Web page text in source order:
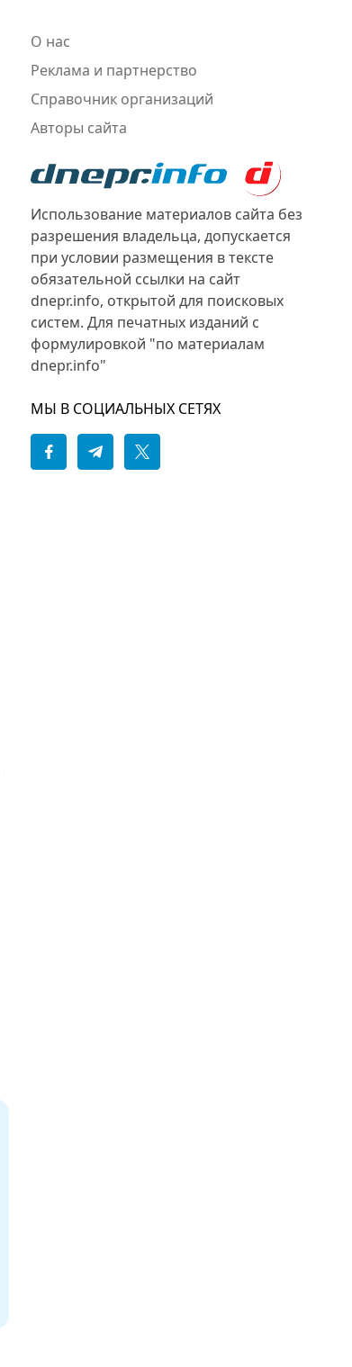
О нас
Реклама и партнерство
Справочник организаций
Авторы сайта
Использование материалов сайта без
разрешения владельца, допускается
при условии размещения в тексте
обязательной ссылки на сайт
dnepr.info, открытой для поисковых
систем. Для печатных изданий с
формулировкой "по материалам
dnepr.info"
МЫ В СОЦИАЛЬНЫХ СЕТЯХ